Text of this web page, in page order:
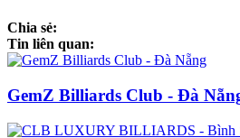
Chia sẻ:
Tin liên quan:
GemZ Billiards Club - Đà